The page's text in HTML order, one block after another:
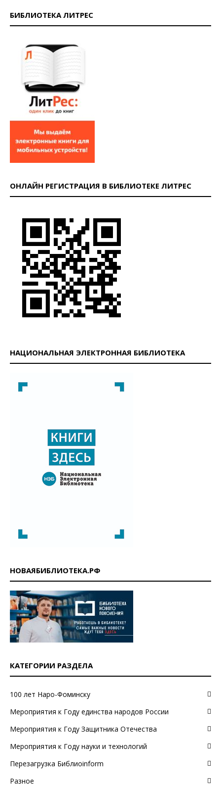
БИБЛИОТЕКА ЛИТРЕС
ОНЛАЙН РЕГИСТРАЦИЯ В БИБЛИОТЕКЕ ЛИТРЕС
НАЦИОНАЛЬНАЯ ЭЛЕКТРОННАЯ БИБЛИОТЕКА
НОВАЯБИБЛИОТЕКА.РФ
КАТЕГОРИИ РАЗДЕЛА
100 лет Наро-Фоминску
Мероприятия к Году единства народов России
Мероприятия к Году Защитника Отечества
Мероприятия к Году науки и технологий
Перезагрузка Библиоinform
Разное